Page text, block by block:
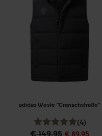
adidas Weste "Cranachstraße"
(4)
€ 149,95 € 89,95